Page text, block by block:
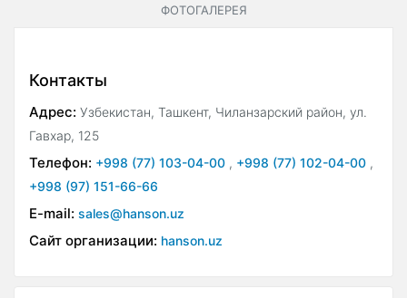
ФОТОГАЛЕРЕЯ
Контакты
Адрес: Узбекистан, Ташкент, Чиланзарский район, ул.
Гавхар, 125
Телефон: +998 (77) 103-04-00 , +998 (77) 102-04-00 ,
+998 (97) 151-66-66
E-mail: sales@hanson.uz
Сайт организации: hanson.uz